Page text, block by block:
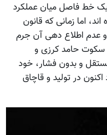
يک خط فاصل ميان عملکرد
اما زمانی که قانون
عدم اطلاع دهی آن جرم
حامد کرزی و
و بدون فشار، خود
در توليد و قاچاق